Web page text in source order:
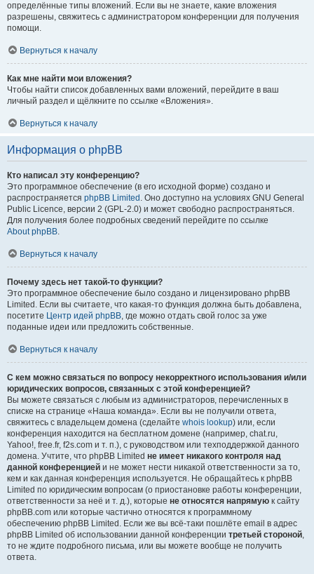
определённые типы вложений. Если вы не знаете, какие вложения
разрешены, свяжитесь с администратором конференции для получения
помощи.
Вернуться к началу
Как мне найти мои вложения?
Чтобы найти список добавленных вами вложений, перейдите в ваш
личный раздел и щёлкните по ссылке «Вложения».
Вернуться к началу
Информация о phpBB
Кто написал эту конференцию?
Это программное обеспечение (в его исходной форме) создано и
распространяется phpBB Limited . Оно доступно на условиях GNU General
Public Licence, версии 2 (GPL-2.0) и может свободно распространяться.
Для получения более подробных сведений перейдите по ссылке
About phpBB.
Вернуться к началу
Почему здесь нет такой-то функции?
Это программное обеспечение было создано и лицензировано phpBB
Limited. Если вы считаете, что какая-то функция должна быть добавлена,
посетите Центр идей phpBB, где можно отдать свой голос за уже
поданные идеи или предложить собственные.
Вернуться к началу
С кем можно связаться по вопросу некорректного использования и/или
юридических вопросов, связанных с этой конференцией?
Вы можете связаться с любым из администраторов, перечисленных в
списке на странице «Наша команда». Если вы не получили ответа,
свяжитесь с владельцем домена (сделайте whois lookup) или, если
конференция находится на бесплатном домене (например, chat.ru,
Yahoo!, free.fr, f2s.com и т. п.), с руководством или техподдержкой данного
домена. Учтите, что phpBB Limited не имеет никакого контроля над
данной конференцией и не может нести никакой ответственности за то,
кем и как данная конференция используется. Не обращайтесь к phpBB
Limited по юридическим вопросам (о приостановке работы конференции,
ответственности за неё и т. д.), которые не относятся напрямую к сайту
phpBB.com или которые частично относятся к программному
обеспечению phpBB Limited. Если же вы всё-таки пошлёте email в адрес
phpBB Limited об использовании данной конференции третьей стороной,
то не ждите подробного письма, или вы можете вообще не получить
ответа.